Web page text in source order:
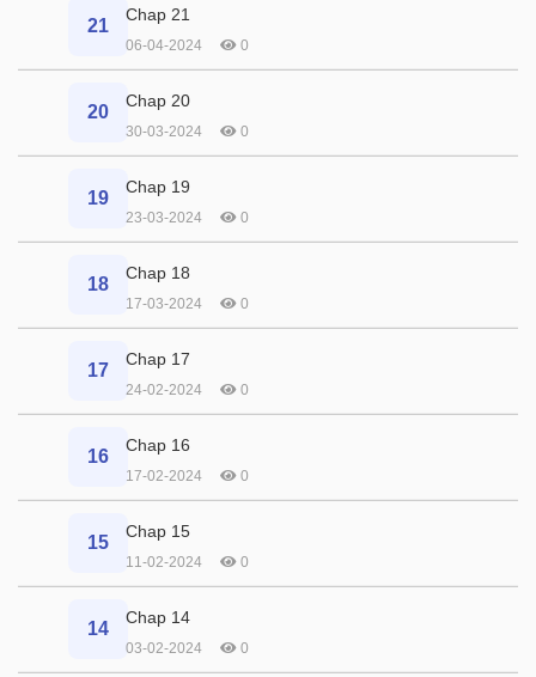
21
Chap 21
06-04-2024 0
20
Chap 20
30-03-2024 0
19
Chap 19
23-03-2024 0
18
Chap 18
17-03-2024 0
17
Chap 17
24-02-2024 0
16
Chap 16
17-02-2024 0
15
Chap 15
11-02-2024 0
14
Chap 14
03-02-2024 0